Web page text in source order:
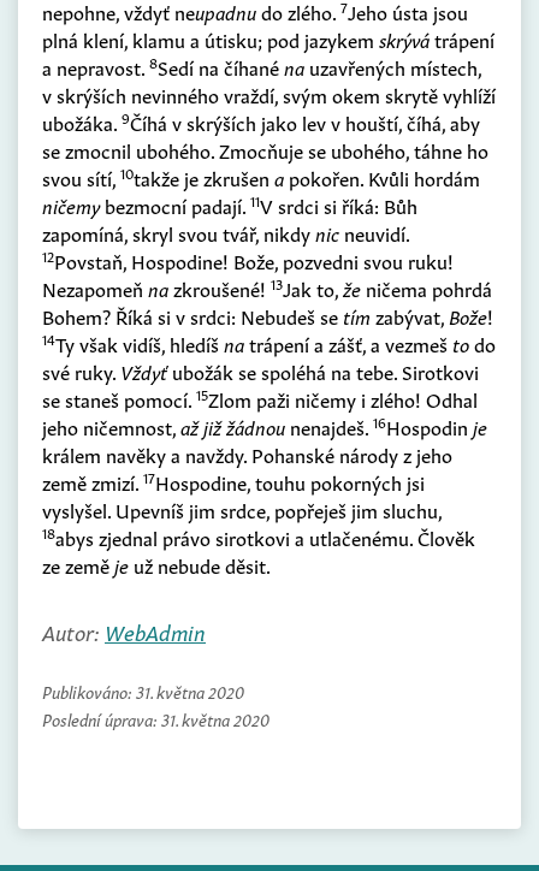
nepohne, vždyť neupadnudo zlého. 7Jeho ústa jsou
plná klení, klamu a útisku; pod jazykem skrývátrápení
a nepravost. 8Sedí na číhanéna uzavřených místech,
v skrýších nevinného vraždí, svým okem skrytě vyhlíží
ubožáka. 9Číhá v skrýších jako lev v houští, číhá, aby
se zmocnil ubohého. Zmocňuje se ubohého, táhne ho
svou sítí, 10takže je zkrušen a pokořen. Kvůli hordám
ničemybezmocní padají. 11V srdci si říká: Bůh
zapomíná, skryl svou tvář, nikdynic neuvidí.
12Povstaň, Hospodine! Bože, pozvedni svou ruku!
Nezapomeň nazkroušené! 13Jak to,že ničema pohrdá
Bohem? Říká si v srdci: Nebudeš se tím zabývat, Bože!
14Ty však vidíš, hledíšnatrápení a zášť, a vezmeš todo
své ruky. Vždyťubožák se spoléhá na tebe. Sirotkovi
se staneš pomocí. 15Zlom paži ničemy i zlého! Odhal
jeho ničemnost,až již žádnou nenajdeš. 16Hospodin je
králem navěky a navždy. Pohanské národy z jeho
země zmizí. 17Hospodine, touhu pokorných jsi
vyslyšel. Upevníš jim srdce, popřeješ jim sluchu,
18abys zjednal právo sirotkovi a utlačenému. Člověk
ze zeměje už nebude děsit.
Autor: WebAdmin
Publikováno: 31. května 2020
Poslední úprava: 31. května 2020